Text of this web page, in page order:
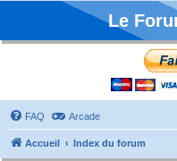
Le
FAQ Arcade
Accueil Index du forum